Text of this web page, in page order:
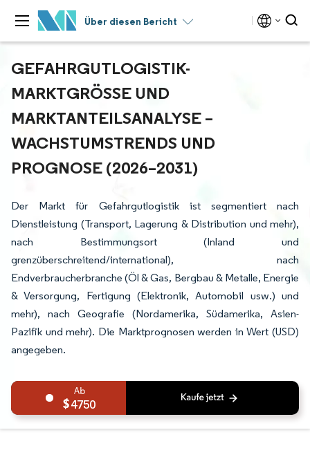
Über diesen Bericht
GEFAHRGUTLOGISTIK-
MARKTGRÖSSE UND M
ARKTANTEILSANALYSE – W
ACHSTUMSTRENDS UND P
ROGNOSE (2026–2031)
Der Markt für Gefahrgutlogistik ist segmentiert nach
Dienstleistung (Transport, Lagerung & Distribution und mehr),
nach Bestimmungsort (Inland und
grenzüberschreitend/international), nach
Endverbraucherbranche (Öl & Gas, Bergbau & Metalle, Energie
& Versorgung, Fertigung (Elektronik, Automobil usw.) und
mehr), nach Geografie (Nordamerika, Südamerika, Asien-
Pazifik und mehr). Die Marktprognosen werden in Wert (USD)
angegeben.
4750